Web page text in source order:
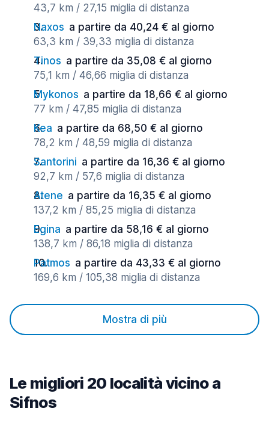
43,7 km / 27,15 miglia di distanza
Naxos a partire da 40,24 € al giorno
63,3 km / 39,33 miglia di distanza
Tinos a partire da 35,08 € al giorno
75,1 km / 46,66 miglia di distanza
Mykonos a partire da 18,66 € al giorno
77 km / 47,85 miglia di distanza
Kea a partire da 68,50 € al giorno
78,2 km / 48,59 miglia di distanza
Santorini a partire da 16,36 € al giorno
92,7 km / 57,6 miglia di distanza
Atene a partire da 16,35 € al giorno
137,2 km / 85,25 miglia di distanza
Egina a partire da 58,16 € al giorno
138,7 km / 86,18 miglia di distanza
Patmos a partire da 43,33 € al giorno
169,6 km / 105,38 miglia di distanza
Mostra di più
Le migliori 20 località vicino a
Sifnos